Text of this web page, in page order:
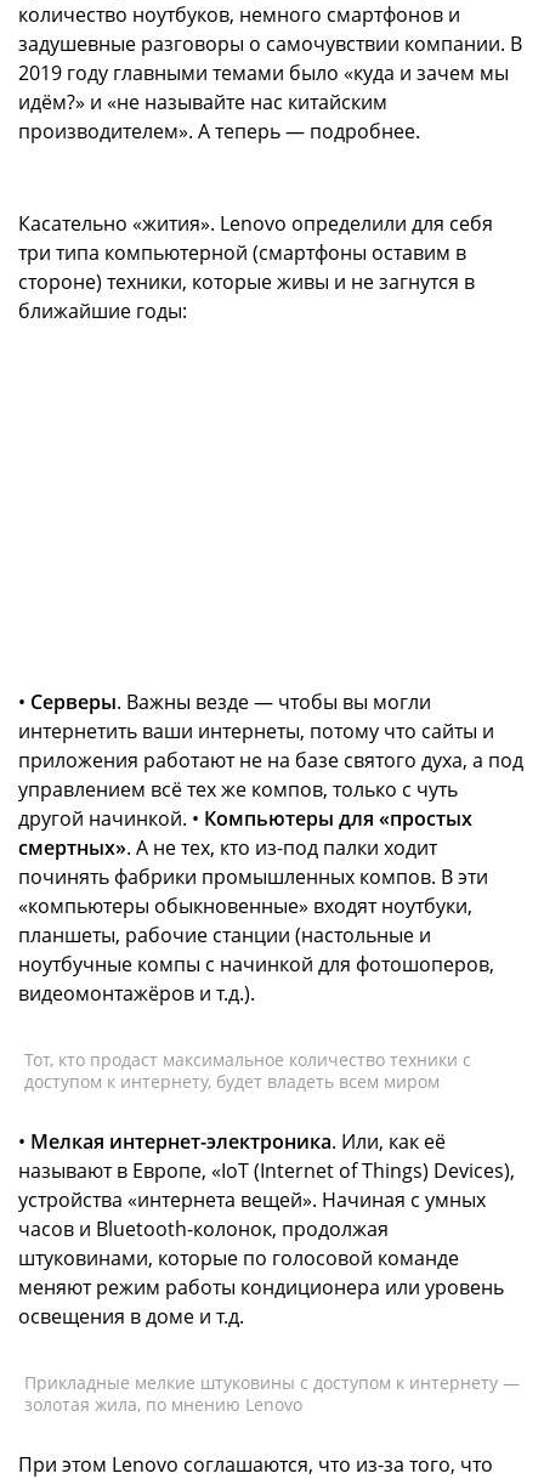
количество ноутбуков, немного смартфонов и
задушевные разговоры о самочувствии компании. В
2019 году главными темами было «куда и зачем мы
идём?» и «не называйте нас китайским
производителем». А теперь — подробнее.
Касательно «жития». Lenovo определили для себя
три типа компьютерной (смартфоны оставим в
стороне) техники, которые живы и не загнутся в
ближайшие годы:
• Серверы. Важны везде — чтобы вы могли
интернетить ваши интернеты, потому что сайты и
приложения работают не на базе святого духа, а под
управлением всё тех же компов, только с чуть
другой начинкой. • Компьютеры для «простых
смертных». А не тех, кто из-под палки ходит
починять фабрики промышленных компов. В эти
«компьютеры обыкновенные» входят ноутбуки,
планшеты, рабочие станции (настольные и
ноутбучные компы с начинкой для фотошоперов,
видеомонтажёров и т.д.).
Тот, кто продаст максимальное количество техники с
доступом к интернету, будет владеть всем миром
• Мелкая интернет-электроника. Или, как её
называют в Европе, «IoT (Internet of Things) Devices),
устройства «интернета вещей». Начиная с умных
часов и Bluetooth-колонок, продолжая
штуковинами, которые по голосовой команде
меняют режим работы кондиционера или уровень
освещения в доме и т.д.
Прикладные мелкие штуковины с доступом к интернету —
золотая жила, по мнению Lenovo
При этом Lenovo соглашаются, что из-за того, что